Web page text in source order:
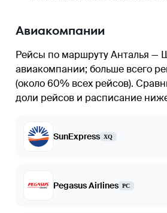
Авиакомпании
Рейсы по маршруту Анталья —
авиакомпании; больше всего
(около 60% всех рейсов).
доли рейсов и расписание
SunExpress XQ
Pegasus Airlines PC